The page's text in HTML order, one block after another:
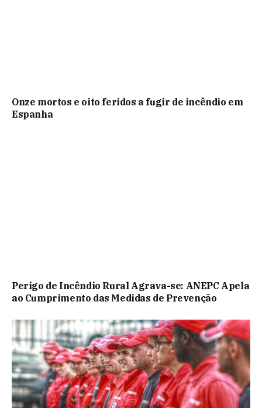
Onze mortos e oito feridos a fugir de incêndio em
Espanha
Perigo de Incêndio Rural Agrava-se: ANEPC Apela
ao Cumprimento das Medidas de Prevenção